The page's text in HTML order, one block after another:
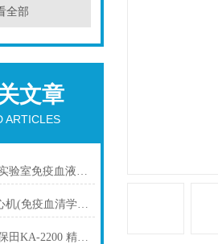
全部
文章
ARTICLES
KUBOTA久保田实验室免疫血液学离心机KA-2200
KA-2200医用离心机(免疫血清学离心机 KUBOTA久保田
库存KUBOTA久保田KA-2200 精密血液学离心机